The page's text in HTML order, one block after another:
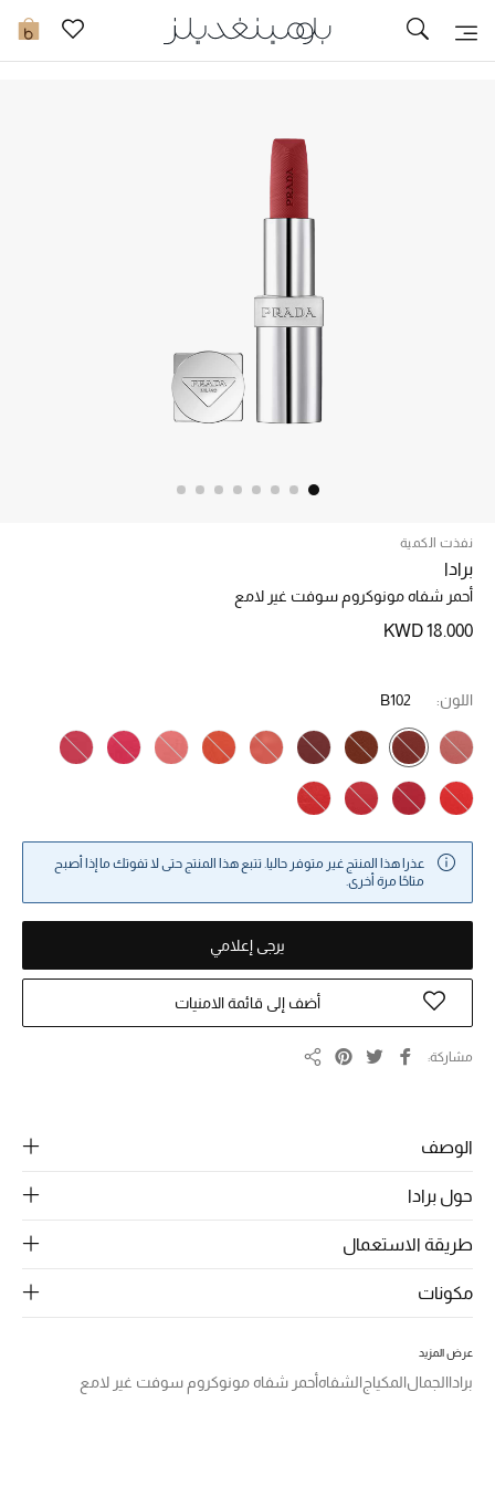
0 تخفيضات
تسوقوا الآن
ما وصلنا حديثاً
الموسم الجديد
الحقائب النسائية
الرجال
مستلزمات المنزل
المجوهرات
جديد لدينا
النساء
نفذت الكمية
برادا
أحمر شفاه مونوكروم سوفت غير لامع
KWD 18.000
اللون: B102
عذرا هذا المنتج غير متوفر حاليا. تتبع هذا المنتج حتى لا تفوتك ما إذا أصبح
متاحًا مرة أخرى.
يرجى إعلامي
أضف إلى قائمة الامنيات
مشاركة
الوصف
حول برادا
طريقة الاستعمال
مكونات
عرض المزيد
براداالجمالالمكياجالشفاهأحمر شفاه مونوكروم سوفت غير لامع